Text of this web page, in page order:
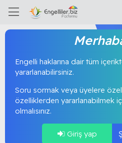
Engelli haklarına dair tüm
yararlanabilirsiniz.
Soru sormak veya üyelere
özelliklerden yararlanabilmek
olmalısınız.
Giriş yap